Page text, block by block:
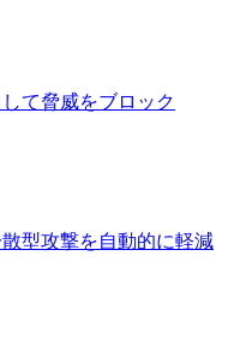
て脅威をブロック
型攻撃を自動的に軽減